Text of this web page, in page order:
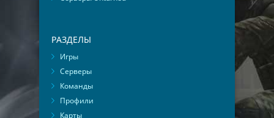
РАЗДЕЛЫ
Игры
Серверы
Команды
Профили
Карты